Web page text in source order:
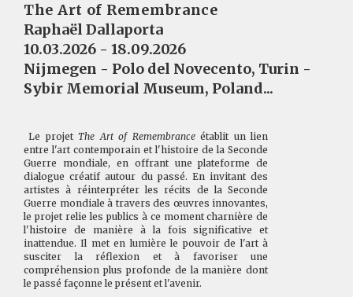
The Art of Remembrance
Raphaël Dallaporta
10.03.2026 - 18.09.2026
Nijmegen - Polo del Novecento, Turin -
Sybir Memorial Museum, Poland...
Le projetThe Art of Remembranceétablit un lien
entre l'art contemporain et l'histoire de la Seconde
Guerre mondiale, en offrant une plateforme de
dialogue créatif autour du passé. En invitant des
artistes à réinterpréter les récits de la Seconde
Guerre mondiale à travers des œuvres innovantes,
le projet relie les publics à ce moment charnière de
l'histoire de manière à la fois significative et
inattendue. Il met en lumière le pouvoir de l'art à
susciter la réflexion et à favoriser une
compréhension plus profonde de la manière dont
le passé façonne le présent et l'avenir.